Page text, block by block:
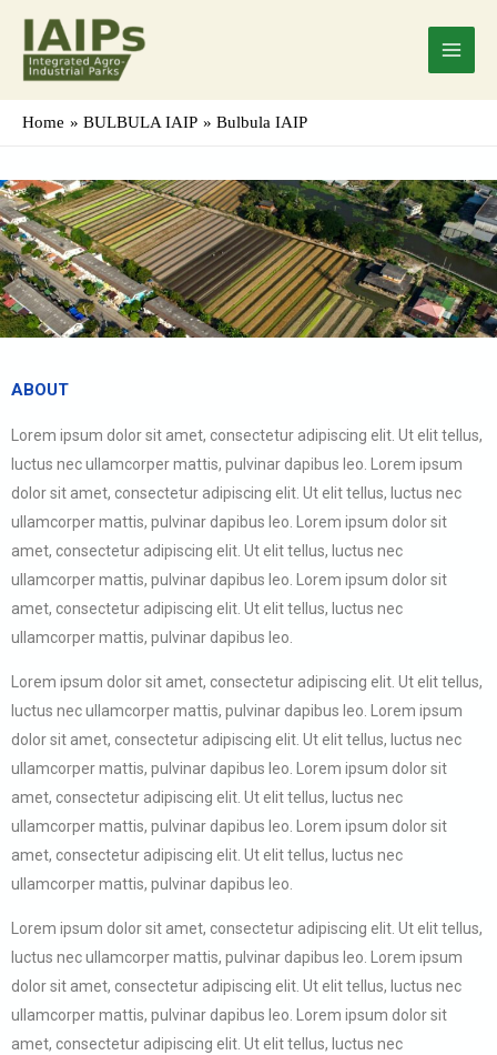
content
Main
Menu
Home BULBULA IAIP Bulbula IAIP
ABOUT
Lorem ipsum dolor sit amet, consectetur adipiscing elit. Ut elit tellus,
luctus nec ullamcorper mattis, pulvinar dapibus leo. Lorem ipsum
dolor sit amet, consectetur adipiscing elit. Ut elit tellus, luctus nec
ullamcorper mattis, pulvinar dapibus leo. Lorem ipsum dolor sit
amet, consectetur adipiscing elit. Ut elit tellus, luctus nec
ullamcorper mattis, pulvinar dapibus leo. Lorem ipsum dolor sit
amet, consectetur adipiscing elit. Ut elit tellus, luctus nec
ullamcorper mattis, pulvinar dapibus leo.
Lorem ipsum dolor sit amet, consectetur adipiscing elit. Ut elit tellus,
luctus nec ullamcorper mattis, pulvinar dapibus leo. Lorem ipsum
dolor sit amet, consectetur adipiscing elit. Ut elit tellus, luctus nec
ullamcorper mattis, pulvinar dapibus leo. Lorem ipsum dolor sit
amet, consectetur adipiscing elit. Ut elit tellus, luctus nec
ullamcorper mattis, pulvinar dapibus leo. Lorem ipsum dolor sit
amet, consectetur adipiscing elit. Ut elit tellus, luctus nec
ullamcorper mattis, pulvinar dapibus leo.
Lorem ipsum dolor sit amet, consectetur adipiscing elit. Ut elit tellus,
luctus nec ullamcorper mattis, pulvinar dapibus leo. Lorem ipsum
dolor sit amet, consectetur adipiscing elit. Ut elit tellus, luctus nec
ullamcorper mattis, pulvinar dapibus leo. Lorem ipsum dolor sit
amet, consectetur adipiscing elit. Ut elit tellus, luctus nec